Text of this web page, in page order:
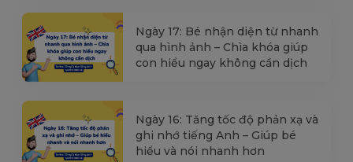
Ngày 17: Bé nhận diện từ nhanh
qua hình ảnh – Chìa khóa giúp
con hiểu ngay không cần dịch
Ngày 16: Tăng tốc độ phản xạ và
ghi nhớ tiếng Anh – Giúp bé
hiểu và nói nhanh hơn